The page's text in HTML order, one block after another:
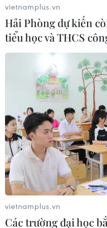
các tập đoàn nhà nước
gồm EVN, PVN và TKV.
Đối thoại an ninh
Hoa Kỳ lần thứ 4
vietnamplus.vn
Hải Phòng dự kiến
tiểu học và THCS
vietnamplus.vn
Các trường đại học